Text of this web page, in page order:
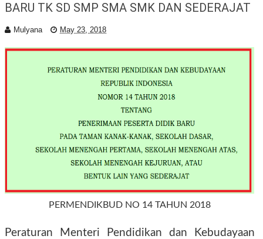
BARU TK SD SMP SMA SMK DAN SEDERAJAT
Mulyana May 23, 2018
PERMENDIKBUD NO 14 TAHUN 2018
Peraturan Menteri Pendidikan dan Kebudayaan